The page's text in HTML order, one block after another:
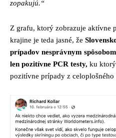
zopakujú.“
Z grafu, ktorý zobrazuje aktívne
krajine je teda jasné, že
prípadov nesprávnym
len pozitívne PCR testy, ku
pozitívne prípady z celoplošného